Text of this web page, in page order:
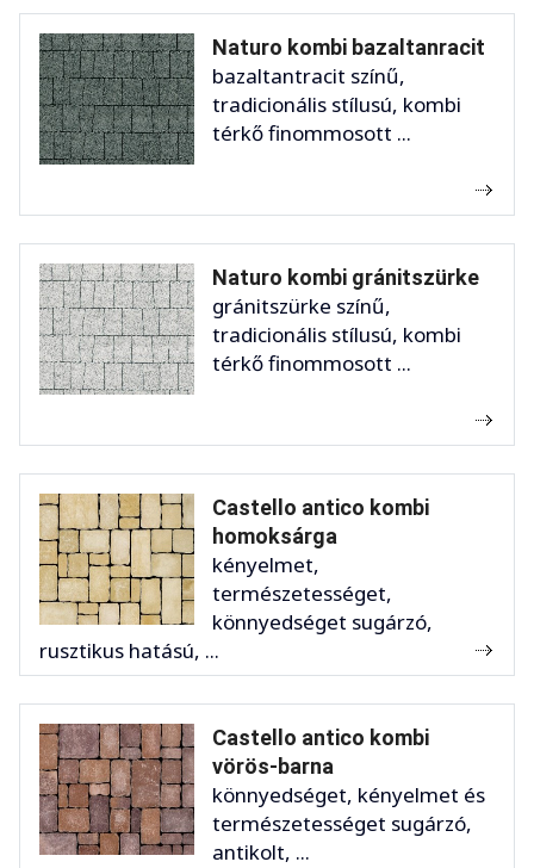
Naturo kombi bazaltanracit
bazaltantracit színű,
tradicionális stílusú, kombi
térkő finommosott ...
Naturo kombi gránitszürke
gránitszürke színű,
tradicionális stílusú, kombi
térkő finommosott ...
Castello antico kombi
homoksárga
kényelmet,
természetességet,
könnyedséget sugárzó,
rusztikus hatású, ...
Castello antico kombi
vörös-barna
könnyedséget, kényelmet és
természetességet sugárzó,
antikolt, ...